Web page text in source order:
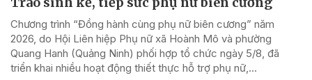
Chương trình “Đồng hành cùng phụ nữ biên cương” năm
2026, do Hội Liên hiệp Phụ nữ xã Hoành Mô và phường
Quang Hanh (Quảng Ninh) phối hợp tổ chức ngày 5/8, đã
triển khai nhiều hoạt động thiết thực hỗ trợ phụ nữ,...